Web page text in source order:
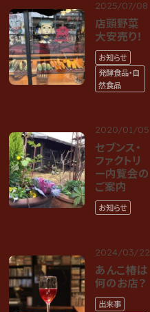
2025/07/08
店頭野菜
大安売り！
お知らせ
発酵食品・自
然食品
2020/01/05
セブンス・
ファクトリ
ー内覧会の
ご案内
お知らせ
2024/03/22
あんこ椿は
何のお店？
出来事